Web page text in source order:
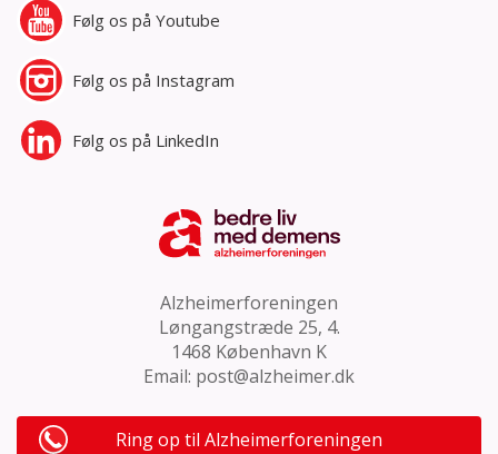
Følg os på Youtube
Følg os på Instagram
Følg os på LinkedIn
Alzheimerforeningen
Løngangstræde 25, 4.
1468 København K
Email: post@alzheimer.dk
Ring op til Alzheimerforeningen